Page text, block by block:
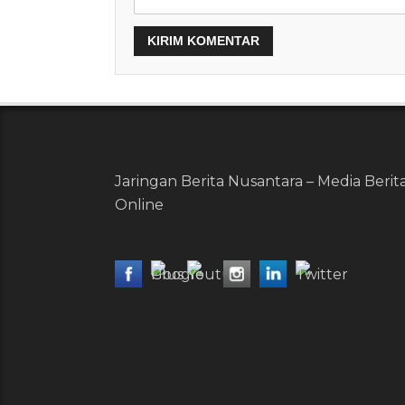
Jaringan Berita Nusantara – Media
Online